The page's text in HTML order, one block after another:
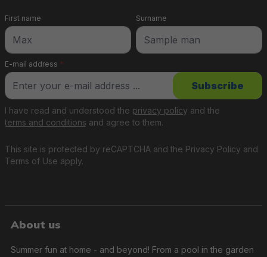
E-mail address *
First name Surname
This site is protected by reCAPTCHA and the Privacy Policy and
Terms of Use apply.
I have read and understood the privacy policy and the
terms and conditions and agree to them.
Subscribe
About us
Summer fun at home - and beyond! From a pool in the garden